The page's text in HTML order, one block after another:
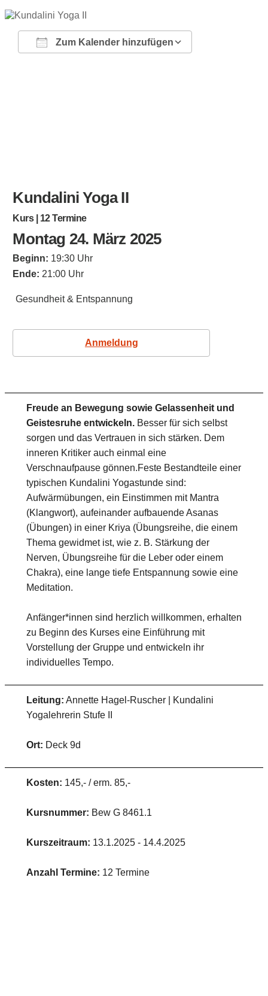
Zum Kalender hinzufügen
Kundalini Yoga II
Kurs | 12 Termine
Montag 24. März 2025
Beginn: 19:30 Uhr
Ende:21:00 Uhr
Gesundheit & Entspannung
Anmeldung
Freude an Bewegung sowie Gelassenheit und
Geistesruhe entwickeln. Besser für sich selbst
sorgen und das Vertrauen in sich stärken. Dem
inneren Kritiker auch einmal eine
Verschnaufpause gönnen.Feste Bestandteile einer
typischen Kundalini Yogastunde sind:
Aufwärmübungen, ein Einstimmen mit Mantra
(Klangwort), aufeinander aufbauende Asanas
(Übungen) in einer Kriya (Übungsreihe, die einem
Thema gewidmet ist, wie z. B. Stärkung der
Nerven, Übungsreihe für die Leber oder einem
Chakra), eine lange tiefe Entspannung sowie eine
Meditation.
Anfänger*innen sind herzlich willkommen, erhalten
zu Beginn des Kurses eine Einführung mit
Vorstellung der Gruppe und entwickeln ihr
individuelles Tempo.
Leitung: Annette Hagel-Ruscher | Kundalini
Yogalehrerin Stufe II
Ort: Deck 9d
Kosten: 145,- / erm. 85,-
Kursnummer: Bew G 8461.1
Kurszeitraum: 13.1.2025 - 14.4.2025
Anzahl Termine: 12 Termine